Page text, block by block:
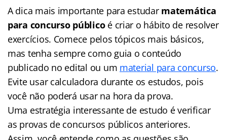
A dica mais importante para estudar matemática
para concurso públicoé criar o hábito de resolver
exercícios. Comece pelos tópicos mais básicos,
mas tenha sempre como guia o conteúdo
publicado no edital ou um material para concurso.
Evite usar calculadora durante os estudos, pois
você não poderá usar na hora da prova.
Uma estratégia interessante de estudo é verificar
as provas de concursos públicos anteriores.